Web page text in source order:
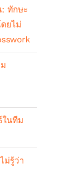
ทักษะ
ยไม่
นทีม
ม่รู้ว่า